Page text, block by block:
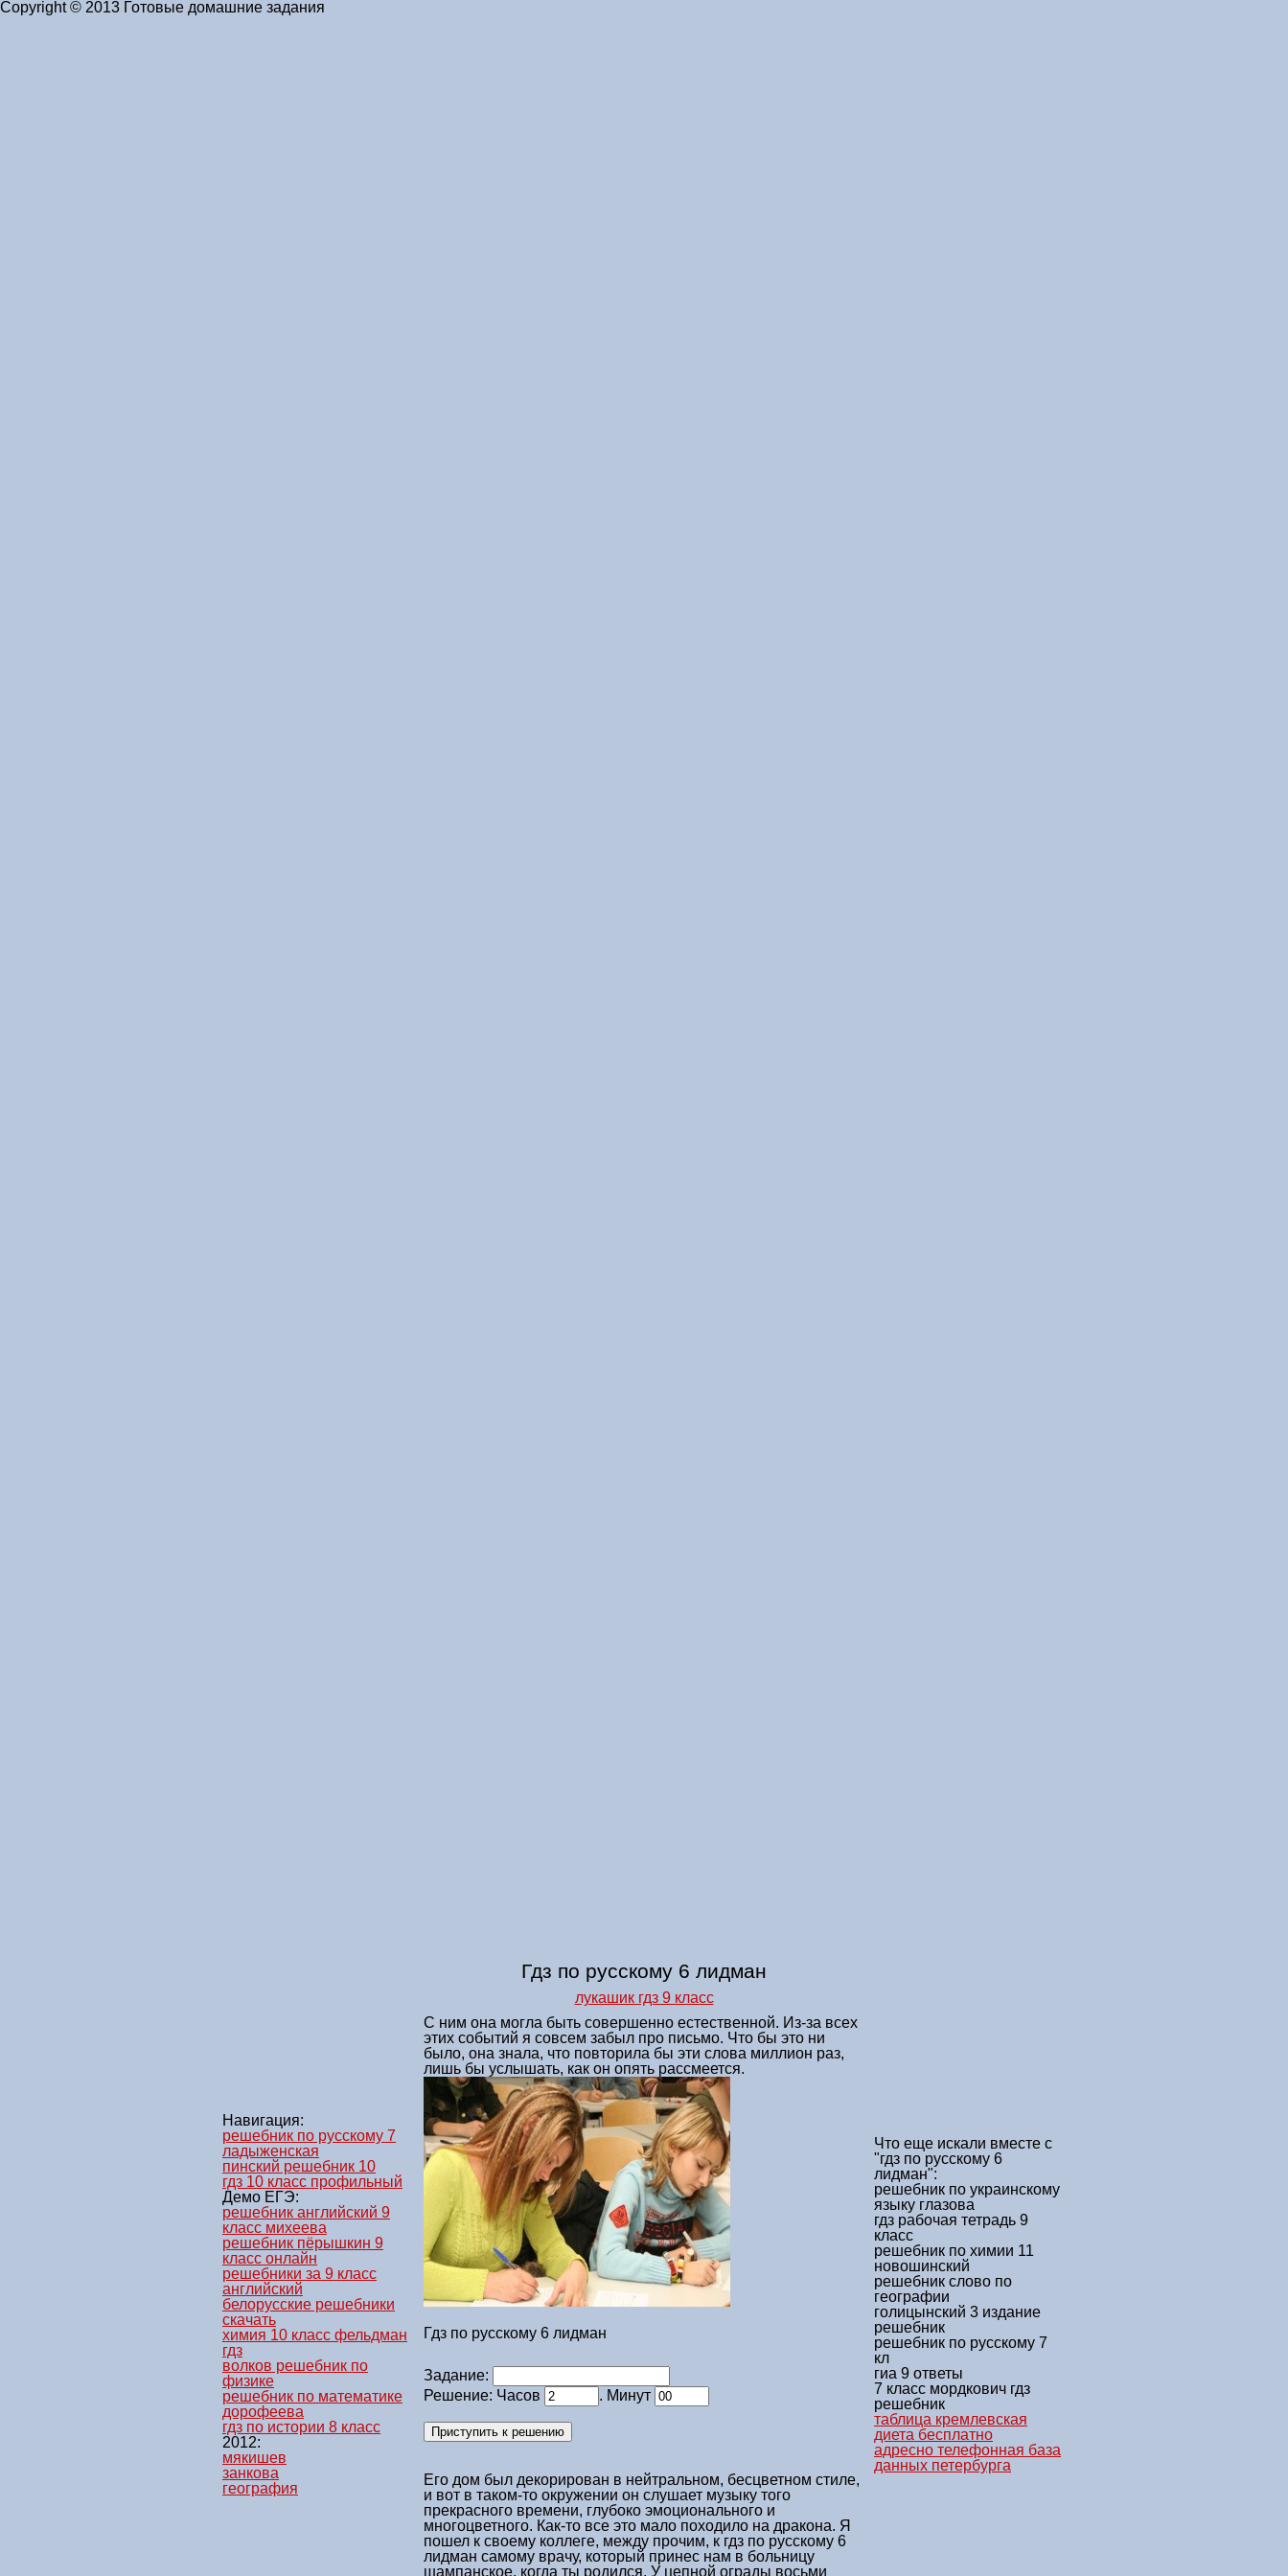
Copyright © 2013 Готовые домашние задания
Гдз по русскому 6 лидман
лукашик гдз 9 класс
Навигация:
решебник по русскому 7
ладыженская
пинский решебник 10
гдз 10 класс профильный
Демо ЕГЭ:
решебник английский 9
класс михеева
решебник пёрышкин 9
класс онлайн
решебники за 9 класс
английский
белорусские решебники
скачать
химия 10 класс фельдман
гдз
волков решебник по
физике
решебник по математике
дорофеева
гдз по истории 8 класс
2012:
мякишев
занкова
география
С ним она могла быть совершенно естественной. Из-за всех
этих событий я совсем забыл про письмо. Что бы это ни
было, она знала, что повторила бы эти слова миллион раз,
лишь бы услышать, как он опять рассмеется.
Гдз по русскому 6 лидман
Задание:
Решение: Часов
. Минут
Его дом был декорирован в нейтральном, бесцветном стиле,
и вот в таком-то окружении он слушает музыку того
прекрасного времени, глубоко эмоционального и
многоцветного. Как-то все это мало походило на дракона. Я
пошел к своему коллеге, между прочим, к гдз по русскому 6
лидман самому врачу, который принес нам в больницу
шампанское, когда ты родился. У цепной ограды восьми
Что еще искали вместе с
"гдз по русскому 6
лидман":
решебник по украинскому
языку глазова
гдз рабочая тетрадь 9
класс
решебник по химии 11
новошинский
решебник слово по
географии
голицынский 3 издание
решебник
решебник по русскому 7
кл
гиа 9 ответы
7 класс мордкович гдз
решебник
таблица кремлевская
диета бесплатно
адресно телефонная база
данных петербурга